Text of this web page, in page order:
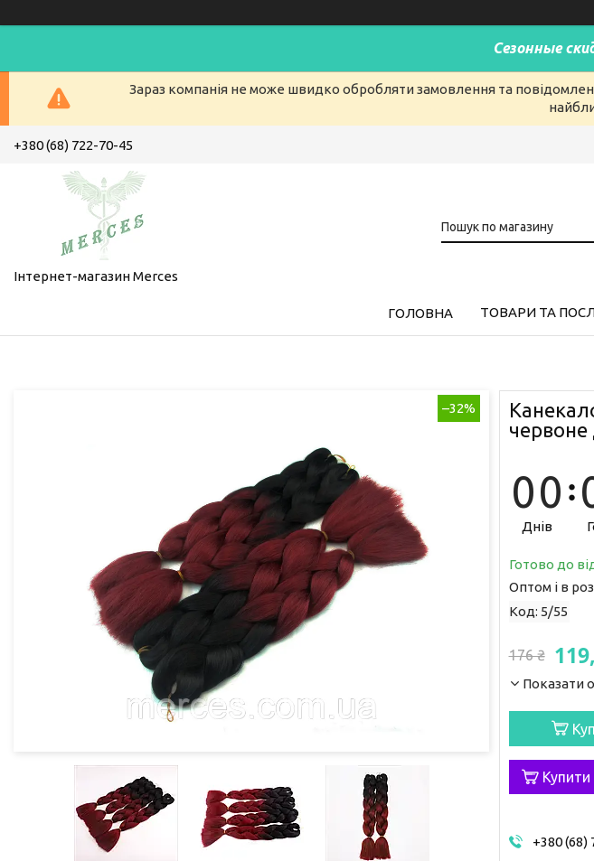
Сезонные
Зараз компанія не може швидко обробляти замовлення та
+380 (68) 722-70-45
Інтернет-магазин Merces
ГОЛОВНА ТОВАРИ ТА
–32%
червоне
00
Днів
Готово до
Оптом і в
Код: 5/55
176 ₴
Показати
Купити
+380 (68)